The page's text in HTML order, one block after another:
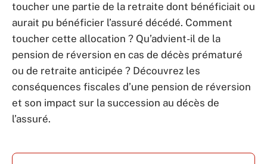
toucher une partie de la retraite dont bénéficiait ou
aurait pu bénéficier l’assuré décédé. Comment
toucher cette allocation ? Qu’advient-il de la
pension de réversion en cas de décès prématuré
ou de retraite anticipée ? Découvrez les
conséquences fiscales d’une pension de réversion
et son impact sur la succession au décès de
l’assuré.